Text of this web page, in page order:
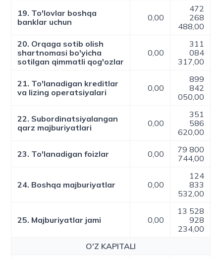
19. To'lovlar boshqa
banklar uchun
0,00
472
268
488,00
20. Orqaga sotib olish
shartnomasi bo'yicha
sotilgan qimmatli qog'ozlar
0,00
311
084
317,00
21. To'lanadigan kreditlar
va lizing operatsiyalari
0,00
899
842
050,00
22. Subordinatsiyalangan
qarz majburiyatlari
0,00
351
586
620,00
23. To'lanadigan foizlar 0,00
79 800
744,00
24. Boshqa majburiyatlar 0,00
124
833
532,00
25. Majburiyatlar jami 0,00
13 528
928
234,00
O'Z KAPITALI